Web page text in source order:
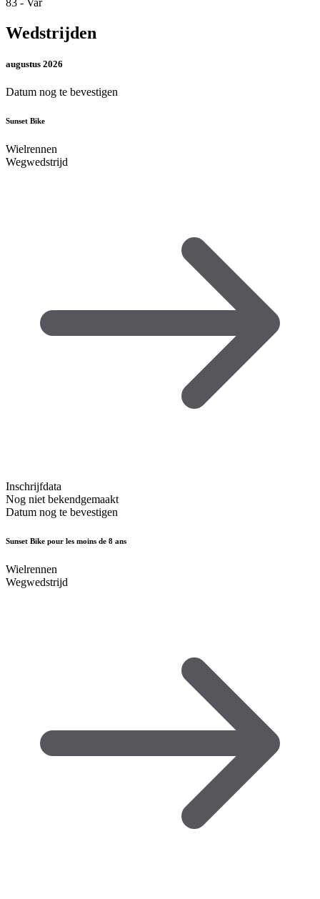
Wedstrijden
augustus 2026
Datum nog te bevestigen
Sunset Bike
Wielrennen
Wegwedstrijd
Inschrijfdata
Nog niet bekendgemaakt
Datum nog te bevestigen
Sunset Bike pour les moins de 8 ans
Wielrennen
Wegwedstrijd